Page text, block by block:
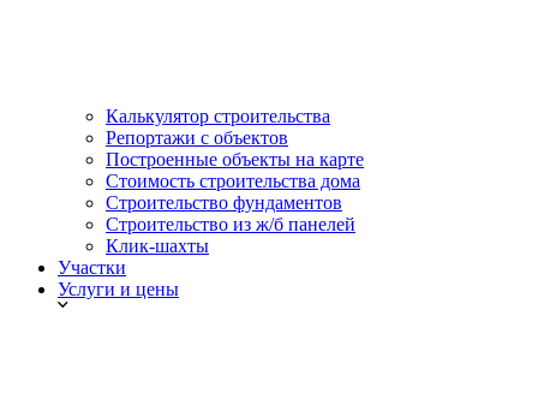
Калькулятор строительства
Репортажи с объектов
Построенные объекты на карте
Стоимость строительства дома
Строительство фундаментов
Строительство из ж/б панелей
Клик-шахты
Участки
Услуги и цены